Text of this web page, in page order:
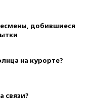
добившиеся
на курорте?
связи?